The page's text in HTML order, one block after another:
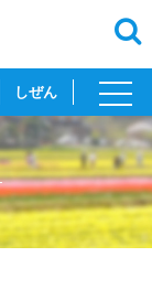
しぜん
toggle